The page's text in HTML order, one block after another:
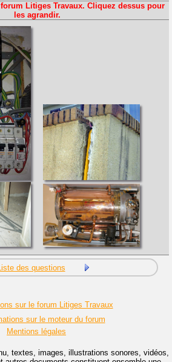
Litiges Travaux. Cliquez dessus pour
les agrandir.
des questions
sur le forum Litiges Travaux
sur le moteur du forum
Mentions légales
textes, images, illustrations sonores, vidéos,